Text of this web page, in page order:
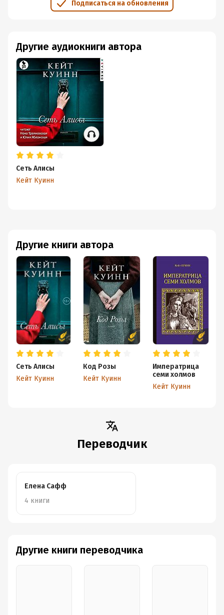
Подписаться на обновления
Другие книги автора
Сеть Алисы
Кейт Куинн
Код Розы
Кейт Куинн
Императрица
семи холмов
Кейт Куинн
Другие аудиокниги автора
Сеть Алисы
Кейт Куинн
Переводчик
Елена Сафф
4 книги
Другие книги переводчика